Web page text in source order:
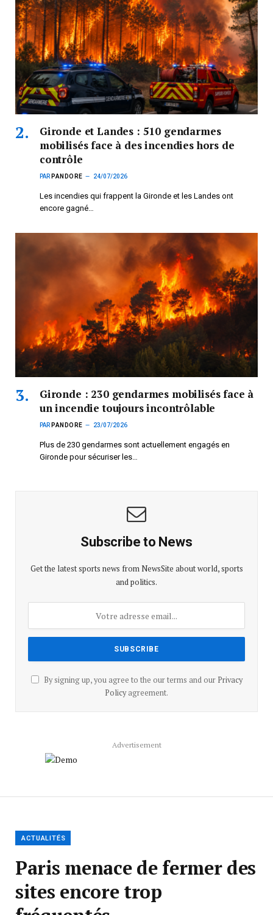
Gironde et Landes : 510 gendarmes
mobilisés face à des incendies hors de
contrôle
PAR PANDORE 24/07/2026
Les incendies qui frappent la Gironde et les Landes ont
encore gagné…
Gironde : 230 gendarmes mobilisés face à
un incendie toujours incontrôlable
PAR PANDORE 23/07/2026
Plus de 230 gendarmes sont actuellement engagés en
Gironde pour sécuriser les…
Subscribe to News
Get the latest sports news from NewsSite about world, sports
and politics.
By signing up, you agree to the our terms and our Privacy
Policyagreement.
Advertisement
ACTUALITÉS
Paris menace de fermer des
sites encore trop